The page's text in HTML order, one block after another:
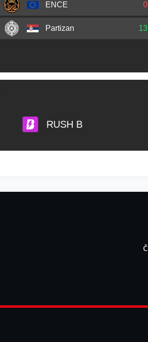
ENCE 0
Partizan 13
RUSH B